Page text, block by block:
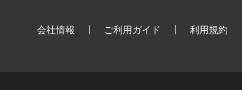
会社情報 ご利用ガイド 利用規約